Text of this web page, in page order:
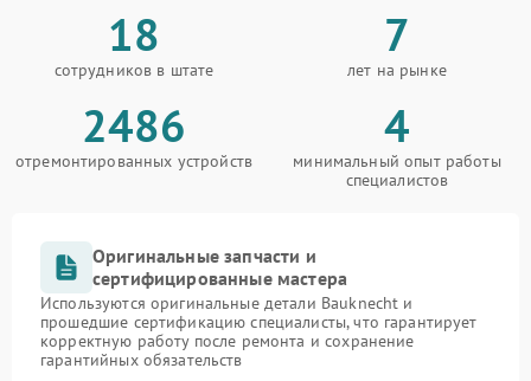
18
сотрудников в штате
7
лет на рынке
2486
отремонтированных устройств
4
минимальный опыт работы
специалистов
Оригинальные запчасти и
сертифицированные мастера
Используются оригинальные детали Bauknecht и
прошедшие сертификацию специалисты, что гарантирует
корректную работу после ремонта и сохранение
гарантийных обязательств